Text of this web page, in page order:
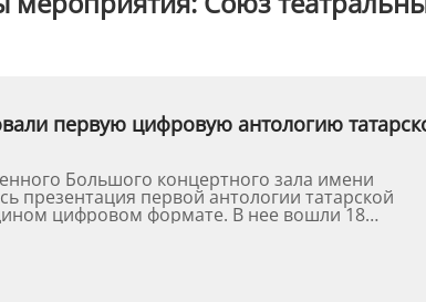
первую цифровую антологию
Большого концертного зала имени
презентация первой антологии татарской
цифровом формате. В нее вошли 18